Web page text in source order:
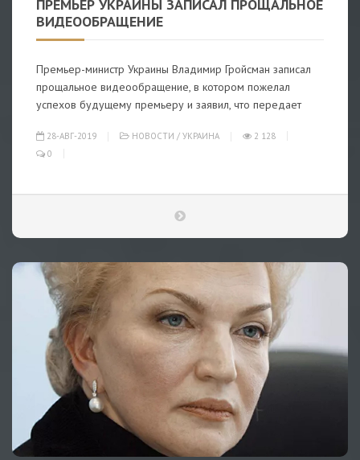
ПРЕМЬЕР УКРАИНЫ ЗАПИСАЛ ПРОЩАЛЬНОЕ
ВИДЕООБРАЩЕНИЕ
Премьер-министр Украины Владимир Гройсман записал
прощальное видеообращение, в котором пожелал
успехов будущему премьеру и заявил, что передает
28-АВГ-2019 НОВОСТИ / УКРАИНА
2 128
0